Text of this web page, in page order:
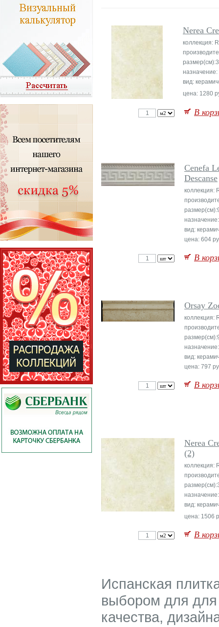
Nerea
коллекция:
вид:
цена: 1280
В
Cenefa
Descanse
коллекция:
вид:
цена: 604
В
Orsay
коллекция:
вид:
цена: 797
В
Nerea
(2)
коллекция:
вид:
цена: 1506
В
Испанская
выбором для для
качества,